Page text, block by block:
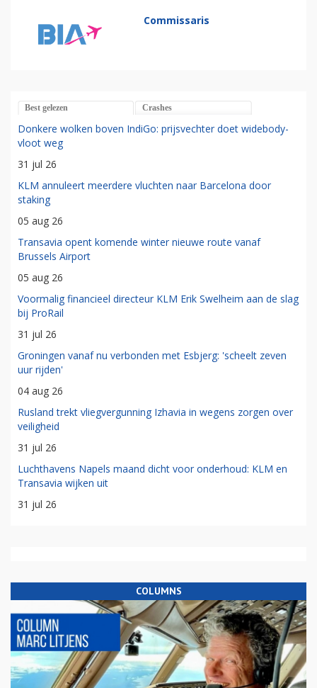
Commissaris
Best gelezen Crashes
Donkere wolken boven IndiGo: prijsvechter doet widebody-
vloot weg
31 jul 26
KLM annuleert meerdere vluchten naar Barcelona door
staking
05 aug 26
Transavia opent komende winter nieuwe route vanaf
Brussels Airport
05 aug 26
Voormalig financieel directeur KLM Erik Swelheim aan de slag
bij ProRail
31 jul 26
Groningen vanaf nu verbonden met Esbjerg: 'scheelt zeven
uur rijden'
04 aug 26
Rusland trekt vliegvergunning Izhavia in wegens zorgen over
veiligheid
31 jul 26
Luchthavens Napels maand dicht voor onderhoud: KLM en
Transavia wijken uit
31 jul 26
COLUMNS